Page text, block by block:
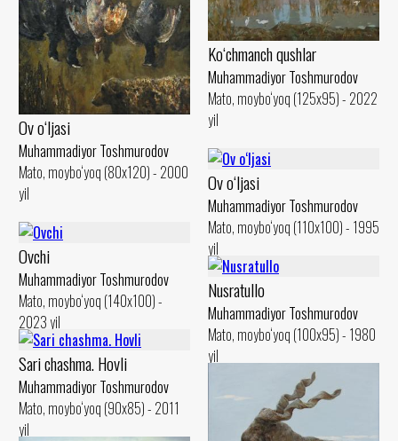
Ko‘chmanch qushlar
Muhammadiyor Toshmurodov
Mato, moybo‘yoq (125x95) - 2022
yil
Ov o‘ljasi
Muhammadiyor Toshmurodov
Mato, moybo‘yoq (80x120) - 2000
yil
Ov o‘ljasi
Muhammadiyor Toshmurodov
Mato, moybo‘yoq (110x100) - 1995
yil
Ovchi
Muhammadiyor Toshmurodov
Mato, moybo‘yoq (140x100) -
2023 yil
Nusratullo
Muhammadiyor Toshmurodov
Mato, moybo‘yoq (100x95) - 1980
yil
Sari chashma. Hovli
Muhammadiyor Toshmurodov
Mato, moybo‘yoq (90x85) - 2011
yil